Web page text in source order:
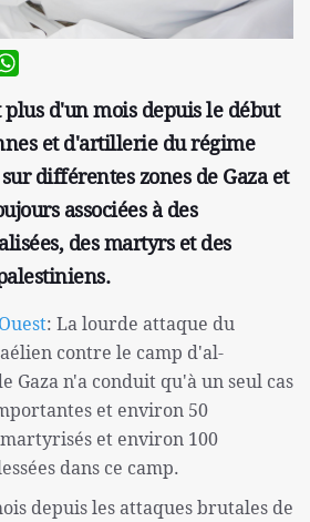
plus d'un mois depuis le début
et d'artillerie du régime
différentes zones de Gaza et
associées à des
des martyrs et des
: La lourde attaque du
contre le camp d'al-
Gaza n'a conduit qu'à un seul cas
et environ 50
et environ 100
dans ce camp.
depuis les attaques brutales de